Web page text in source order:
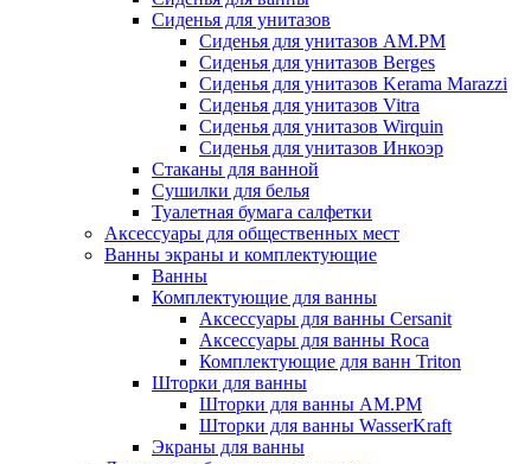
Сиденья для унитазов
Сиденья для унитазов AM.PM
Сиденья для унитазов Berges
Сиденья для унитазов Kerama Marazzi
Сиденья для унитазов Vitra
Сиденья для унитазов Wirquin
Сиденья для унитазов Инкоэр
Стаканы для ванной
Сушилки для белья
Туалетная бумага салфетки
Аксессуары для общественных мест
Ванны экраны и комплектующие
Ванны
Комплектующие для ванны
Аксессуары для ванны Cersanit
Аксессуары для ванны Roca
Комплектующие для ванн Triton
Шторки для ванны
Шторки для ванны AM.PM
Шторки для ванны WasserKraft
Экраны для ванны